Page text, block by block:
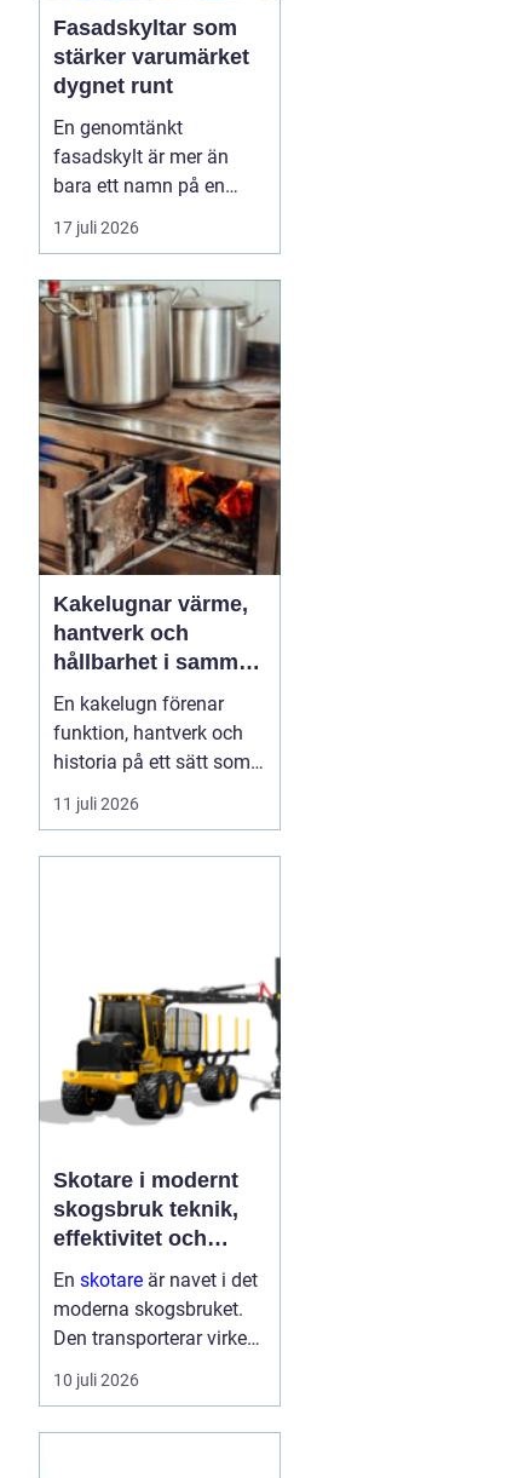
Fasadskyltar som
stärker varumärket
dygnet runt
En genomtänkt
fasadskylt är mer än
bara ett namn på en
vägg. Den fungerar som
företagets ansikte utåt,
signalerar kvalitet innan
någon ens har klivit
innanför dörren. F&o...
17 juli 2026
Kakelugnar värme,
hantverk och
hållbarhet i samma
eldstad
En kakelugn förenar
funktion, hantverk och
historia på ett sätt som
få andra
inredningsdetaljer gör.
energikostnader. I en tid
där många söker...
11 juli 2026
Skotare i modernt
skogsbruk teknik,
effektivitet och
hållbarhet
En skotare är navet i det
moderna skogsbruket.
Den transporterar virke
från avverkningsplatsen
till bilväg eller
10 juli 2026